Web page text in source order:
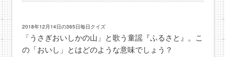
2018年12月14日の365日毎日クイズ
「うさぎおいしかの山」と歌う童謡『ふるさと』。こ
の「おいし」とはどのような意味でしょう？